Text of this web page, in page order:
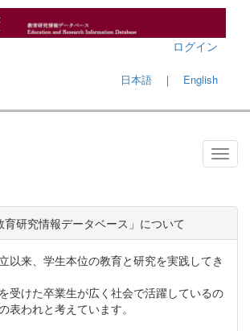
ログイン
日本語 ｜ English
育研究情報データベース」について
以来、学生本位の教育と研究を実践してき
受けた卒業生が広く社会で活躍しているの
表われと考えています。